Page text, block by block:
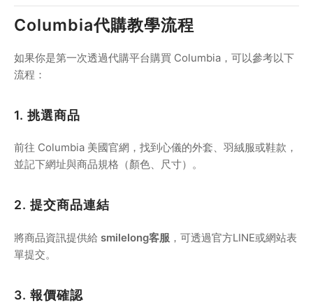
Columbia代購教學流程
如果你是第一次透過代購平台購買 Columbia，可以參考以下
流程：
1. 挑選商品
前往 Columbia 美國官網，找到心儀的外套、羽絨服或鞋款，
並記下網址與商品規格（顏色、尺寸）。
2. 提交商品連結
將商品資訊提供給 smilelong客服 ，可透過官方LINE或網站表
單提交。
3. 報價確認